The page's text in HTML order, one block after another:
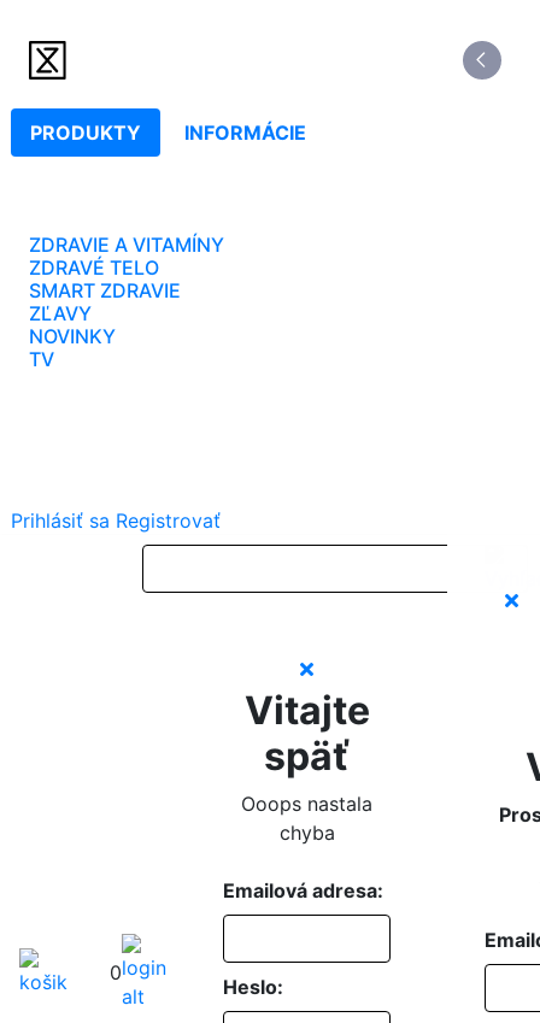
PRODUKTY INFORMÁCIE
ZDRAVIE A VITAMÍNY
ZDRAVÉ TELO
SMART ZDRAVIE
ZĽAVY
NOVINKY
TV
Prihlásiť sa Registrovať
0
Vitajte
späť
Ooops nastala
chyba
Emailová adresa:
Heslo: